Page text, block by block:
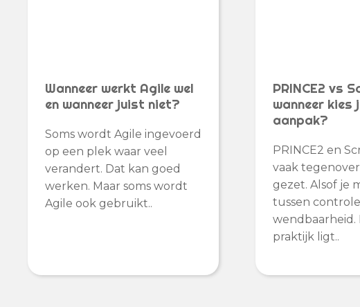
Wanneer werkt Agile wel
en wanneer juist niet?
Soms wordt Agile ingevoerd
op een plek waar veel
verandert. Dat kan goed
werken. Maar soms wordt
Agile ook gebruikt..
PRINCE2 vs
wanneer kies
aanpak?
PRINCE2 en
vaak
gezet. Alsof je
tussen
wendbaarheid.
praktijk ligt..